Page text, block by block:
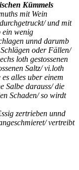
Kümmels
mit Wein
und mit
ein wenig
unnd darumb
oder Fällen/
loth gestossenen
Saltz/ vi.loth
alles uber einem
Salbe darauss/ die
Schaden/ so wirdt
zertrieben unnd
vertreibt